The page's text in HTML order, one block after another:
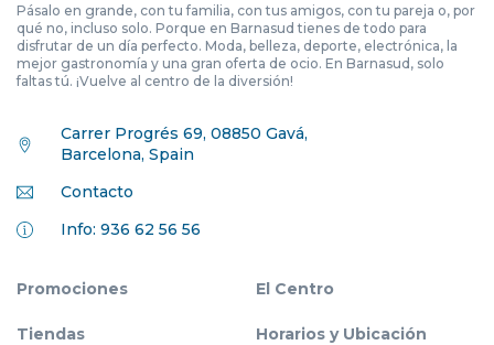
Pásalo en grande, con tu familia, con tus amigos, con tu pareja o, por
qué no, incluso solo. Porque en Barnasud tienes de todo para
disfrutar de un día perfecto. Moda, belleza, deporte, electrónica, la
mejor gastronomía y una gran oferta de ocio. En Barnasud, solo
faltas tú. ¡Vuelve al centro de la diversión!
Carrer Progrés 69, 08850 Gavá,
Barcelona, Spain
Contacto
Info: 936 62 56 56
Promociones
Tiendas
El Centro
Horarios y Ubicación